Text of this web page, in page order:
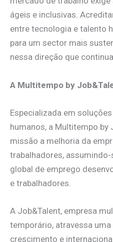
ágeis e inclusivas.
entre tecnologia e talento
para um sector mais
nessa direção que
A Multitempo by
Especializada em
humanos, a Multitempo
missão a melhoria da
trabalhadores,
global de emprego
e trabalhadores.
A Job&Talent, empresa
temporário, atravessa
crescimento e